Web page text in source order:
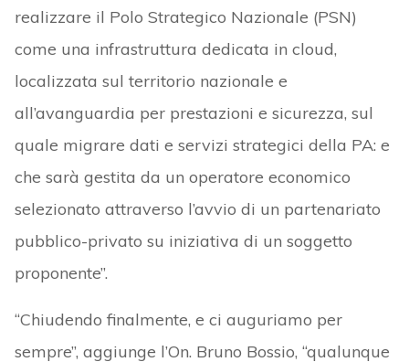
realizzare il Polo Strategico Nazionale (PSN)
come una infrastruttura dedicata in cloud,
localizzata sul territorio nazionale e
all’avanguardia per prestazioni e sicurezza, sul
quale migrare dati e servizi strategici della PA: e
che sarà gestita da un operatore economico
selezionato attraverso l’avvio di un partenariato
pubblico-privato su iniziativa di un soggetto
proponente”.
“Chiudendo finalmente, e ci auguriamo per
sempre”, aggiunge l’On. Bruno Bossio, “qualunque